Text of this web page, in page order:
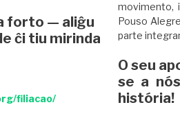
forto — aliĝu
ĉi tiu mirinda
filiacao/
movimento,
Pouso
parte
O seu
se a
história!